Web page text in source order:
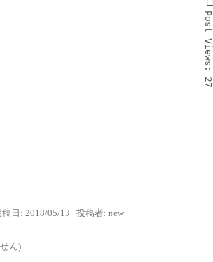
稿日: 2018/05/13 | 投稿者: new
ん)